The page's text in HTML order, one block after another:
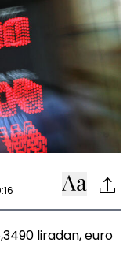
liradan, euro